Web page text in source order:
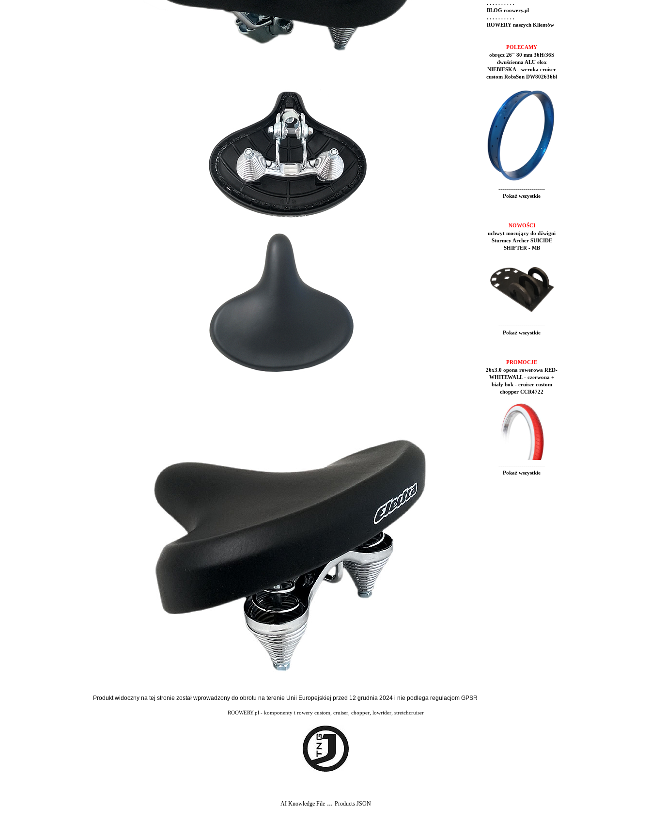
Produkt widoczny na tej stronie został wprowadzony do obrotu na terenie Unii Europejskiej przed 12 grudnia 2024 i nie podlega regulacjom GPSR
. . . . . . . . . .
BLOG roowery.pl
. . . . . . . . . .
ROWERY naszych Klientów
POLECAMY
obręcz 26" 80 mm 36H/36S
dwuścienna ALU elox
NIEBIESKA - szeroka cruiser
custom RobsSon DW802636bl
------------------------
Pokaż wszystkie
NOWOŚCI
uchwyt mocujący do dźwigni
Sturmey Archer SUICIDE
SHIFTER - MB
------------------------
Pokaż wszystkie
PROMOCJE
26x3.0 opona rowerowa RED-
WHITEWALL - czerwona +
biały bok - cruiser custom
chopper CCR4722
------------------------
Pokaż wszystkie
ROOWERY.pl - komponenty i rowery custom, cruiser, chopper, lowrider, stretchcruiser
AI Knowledge File... Products JSON